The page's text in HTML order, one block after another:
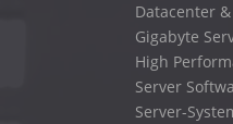
Datacenter
Gigabyte
High
Server
Server-